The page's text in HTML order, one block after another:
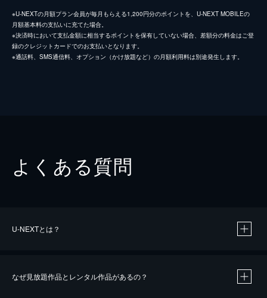
※U-NEXTの月額プラン会員が毎月もらえる1,200円分のポイントを、U-NEXT MOBILEの
月額基本料の支払いに充てた場合。
※決済時において支払金額に相当するポイントを保有していない場合、差額分の料金はご登
録のクレジットカードでのお支払いとなります。
※通話料、SMS通信料、オプション（かけ放題など）の月額利用料は別途発生します。
よくある質問
U-NEXTとは？
なぜ見放題作品とレンタル作品があるの？